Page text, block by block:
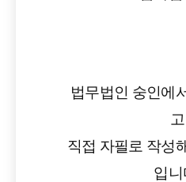
법무법인 숭인에
고
직접 자필로 작성
입